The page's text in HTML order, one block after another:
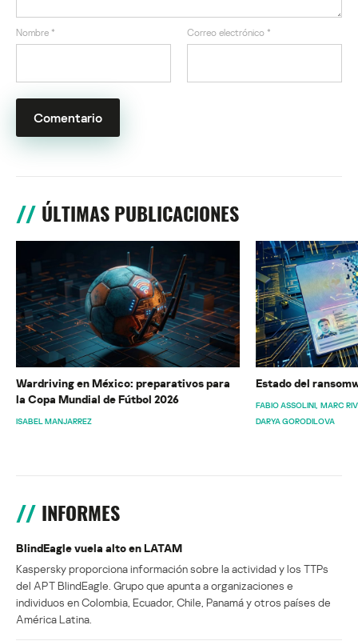
Nombre * Correo electrónico *
ÚLTIMAS PUBLICACIONES
Wardriving en México: preparativos para
la Copa Mundial de Fútbol 2026
ISABEL MANJARREZ
Estado del
FABIO ASSOLINI MARC
DARYA GORODILOVA
INFORMES
BlindEagle vuela alto en LATAM
Kaspersky proporciona información sobre la actividad y los TTPs
del APT BlindEagle. Grupo que apunta a organizaciones e
individuos en Colombia, Ecuador, Chile, Panamá y otros países de
América Latina.